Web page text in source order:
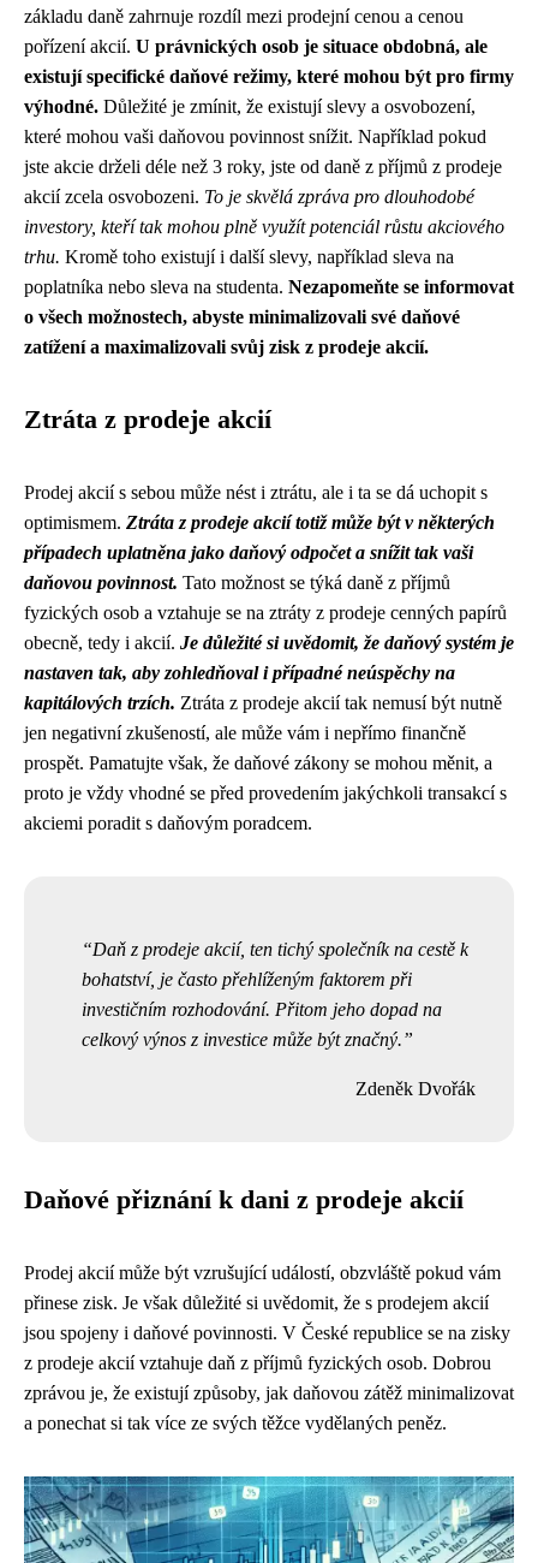
základu daně zahrnuje rozdíl mezi prodejní cenou a cenou
pořízení akcií. U právnických osob je situace obdobná, ale
existují specifické daňové režimy, které mohou být pro firmy
výhodné. Důležité je zmínit, že existují slevy a osvobození,
které mohou vaši daňovou povinnost snížit. Například pokud
jste akcie drželi déle než 3 roky, jste od daně z příjmů z prodeje
akcií zcela osvobozeni. To je skvělá zpráva pro dlouhodobé
investory, kteří tak mohou plně využít potenciál růstu akciového
trhu. Kromě toho existují i další slevy, například sleva na
poplatníka nebo sleva na studenta. Nezapomeňte se informovat
o všech možnostech, abyste minimalizovali své daňové
zatížení a maximalizovali svůj zisk z prodeje akcií.
Ztráta z prodeje akcií
Prodej akcií s sebou může nést i ztrátu, ale i ta se dá uchopit s
optimismem. Ztráta z prodeje akcií totiž může být v některých
případech uplatněna jako daňový odpočet a snížit tak vaši
daňovou povinnost. Tato možnost se týká daně z příjmů
fyzických osob a vztahuje se na ztráty z prodeje cenných papírů
obecně, tedy i akcií. Je důležité si uvědomit, že daňový systém je
nastaven tak, aby zohledňoval i případné neúspěchy na
kapitálových trzích. Ztráta z prodeje akcií tak nemusí být nutně
jen negativní zkušeností, ale může vám i nepřímo finančně
prospět. Pamatujte však, že daňové zákony se mohou měnit, a
proto je vždy vhodné se před provedením jakýchkoli transakcí s
akciemi poradit s daňovým poradcem.
Daň z prodeje akcií, ten tichý společník na cestě k
bohatství, je často přehlíženým faktorem při
investičním rozhodování. Přitom jeho dopad na
celkový výnos z investice může být značný.
Zdeněk Dvořák
Daňové přiznání k dani z prodeje akcií
Prodej akcií může být vzrušující událostí, obzvláště pokud vám
přinese zisk. Je však důležité si uvědomit, že s prodejem akcií
jsou spojeny i daňové povinnosti. V České republice se na zisky
z prodeje akcií vztahuje daň z příjmů fyzických osob. Dobrou
zprávou je, že existují způsoby, jak daňovou zátěž minimalizovat
a ponechat si tak více ze svých těžce vydělaných peněz.